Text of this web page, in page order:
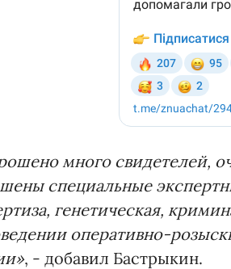
много свидетелей,
специальные
генетическая,
оперативно-
, - добавил Бастрыкин.